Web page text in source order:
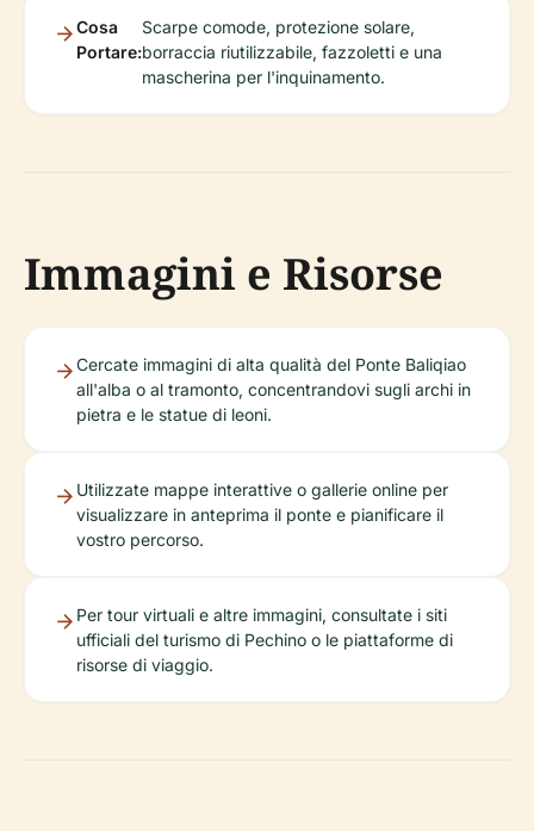
Cosa
Portare:
Scarpe comode, protezione solare,
borraccia riutilizzabile, fazzoletti e una
mascherina per l'inquinamento.
Immagini e Risorse
Cercate immagini di alta qualità del Ponte Baliqiao
all'alba o al tramonto, concentrandovi sugli archi in
pietra e le statue di leoni.
Utilizzate mappe interattive o gallerie online per
visualizzare in anteprima il ponte e pianificare il
vostro percorso.
Per tour virtuali e altre immagini, consultate i siti
ufficiali del turismo di Pechino o le piattaforme di
risorse di viaggio.